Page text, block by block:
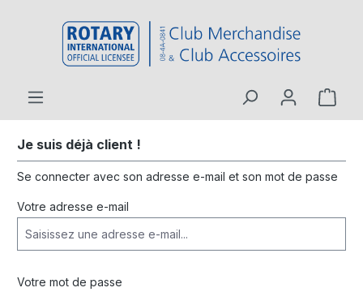
Je suis déjà client !
Se connecter avec son adresse e-mail et son mot de passe
Votre adresse e-mail
Votre mot de passe